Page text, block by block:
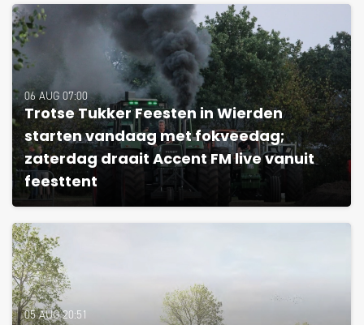
06 AUG 07:00
Trotse Tukker Feesten in Wierden
starten vandaag met fokveedag;
zaterdag draait Accent FM live vanuit
feesttent
05 AUG 20:51